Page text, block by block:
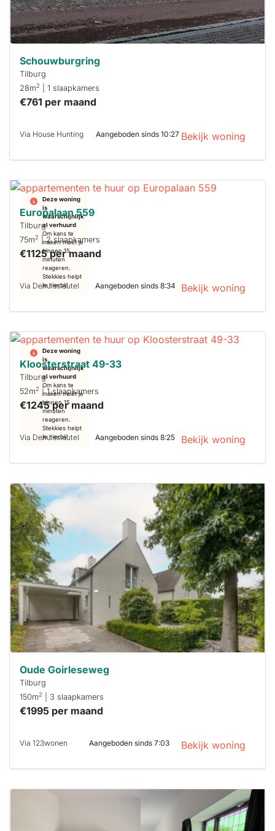
Schouwburgring
Tilburg
28m2 | 1 slaapkamers
€761 per maand
Via House Hunting Aangeboden sinds 10:27 Bekijk woning
Deze woning
is
waarschijnlijk
al verhuurd
Om kans te
maken moet je
binnen 15
minuten
reageren.
Stekkies helpt
je hierbij!
Europalaan 559
Tilburg
75m2 | 2 slaapkamers
€1125 per maand
Via Dehuissleutel Aangeboden sinds 8:34 Bekijk woning
Deze woning
is
waarschijnlijk
al verhuurd
Om kans te
maken moet je
binnen 15
minuten
reageren.
Stekkies helpt
je hierbij!
Kloosterstraat 49-33
Tilburg
52m2 | 1 slaapkamers
€1245 per maand
Via Dehuissleutel Aangeboden sinds 8:25 Bekijk woning
Deze woning
is
waarschijnlijk
al verhuurd
Om kans te
maken moet je
binnen 15
minuten
reageren.
Stekkies helpt
je hierbij!
Oude Goirleseweg
Tilburg
150m2 | 3 slaapkamers
€1995 per maand
Via 123wonen Aangeboden sinds 7:03 Bekijk woning